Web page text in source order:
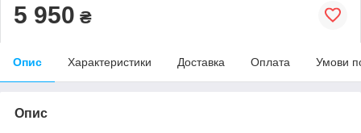
5 950 ₴
Опис Характеристики Доставка Оплата Умови
Опис